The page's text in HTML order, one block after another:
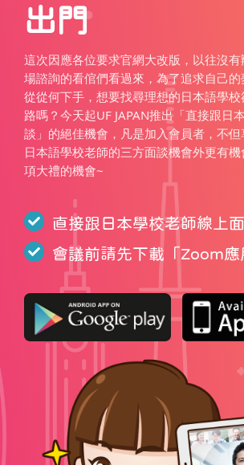
出門
這次因應各位要求官網大改版，以往沒
場諮詢的看倌們看過來，為了追求自己
從從何下手，想要找尋理想的日本語學
路嗎？今天起UF JAPAN推出「直接跟日
談」的絕佳機會，凡是加入會員者，不但
日本語學校老師的三方面談機會外更有
項大禮的機會~
直接跟日本學校老師線上
會議前請先下載「Zoom應